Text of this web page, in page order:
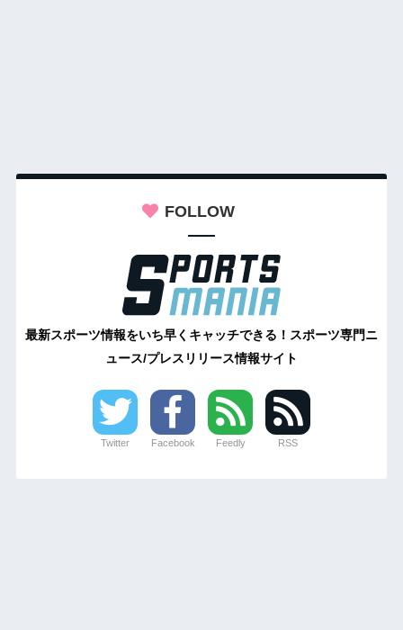
FOLLOW
最新スポーツ情報をいち早くキャッチできる！スポーツ専門ニ
ュース/プレスリリース情報サイト
Twitter Facebook Feedly RSS